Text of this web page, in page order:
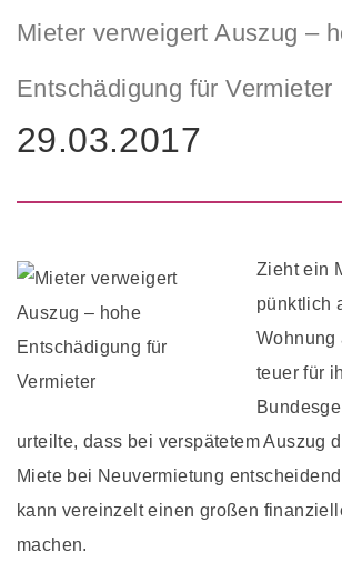
Mieter verweigert Auszug –
Entschädigung für Vermieter
29.03.2017
Zieht ein
pünktlich
Wohnung
teuer für
urteilte, dass bei verspätetem Auszug
Miete bei Neuvermietung
kann vereinzelt einen großen
machen.